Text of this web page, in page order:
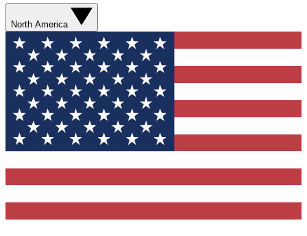
North America